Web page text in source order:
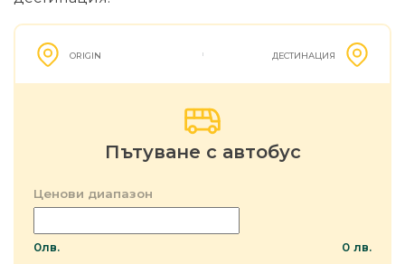
ORIGIN ДЕСТИНАЦИЯ
Пътуване с автобус
Ценови диапазон
0лв. 0 лв.